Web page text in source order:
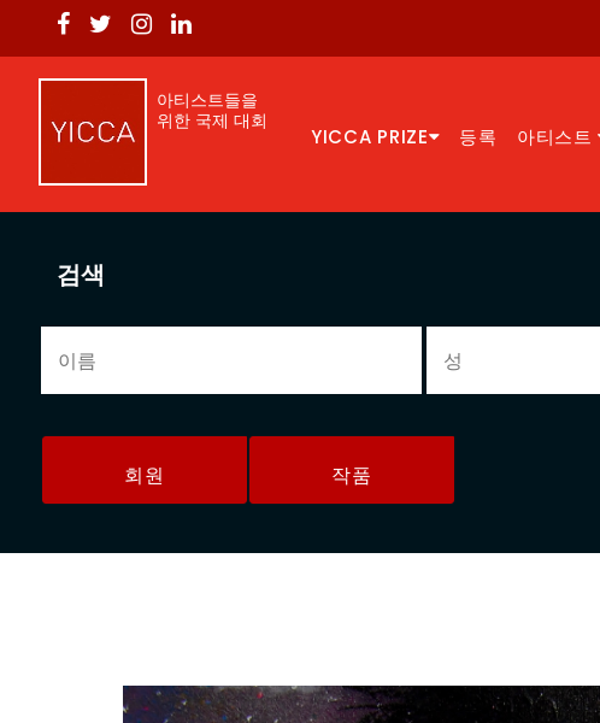
아티스트들을
위한 국제 대회
YICCA PRIZE 등록 아티스트
검색
회원 작품